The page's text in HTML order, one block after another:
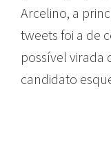
Arcelino, a
tweets foi a de
possível virada
candidato